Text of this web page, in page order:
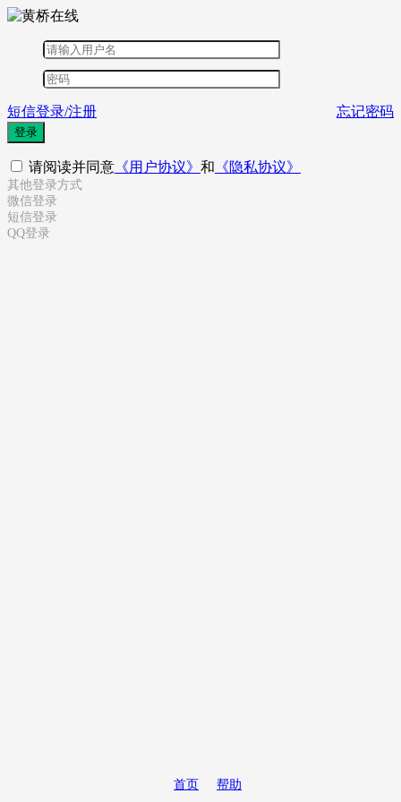
短信登录/注册 忘记密码
登录
请阅读并同意 《用户协议》 和 《隐私协议》
其他登录方式
微信登录
短信登录
QQ登录
首页 帮助